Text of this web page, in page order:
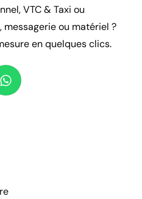
VTC & Taxi ou
ou matériel ?
en quelques clics.